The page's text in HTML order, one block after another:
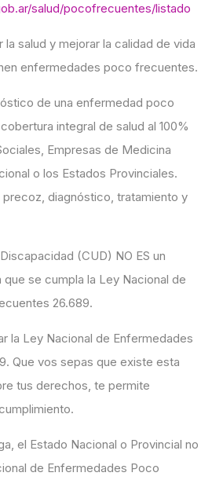
salud/pocofrecuentes/listado
la salud y mejorar la calidad de vida
enfermedades poco frecuentes.
de una enfermedad poco
integral de salud al 100%
Empresas de Medicina
o los Estados Provinciales.
diagnóstico, tratamiento y
(CUD) NO ES un
se cumpla la Ley Nacional de
26.689.
la Ley Nacional de Enfermedades
Que vos sepas que existe esta
tus derechos, te permite
el Estado Nacional o Provincial no
de Enfermedades Poco